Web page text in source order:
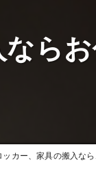
らお
カー、家具の搬入な